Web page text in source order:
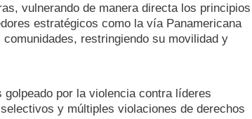
vulnerando de manera directa los principios
estratégicos como la vía Panamericana
restringiendo su movilidad y
por la violencia contra líderes
y múltiples violaciones de derechos